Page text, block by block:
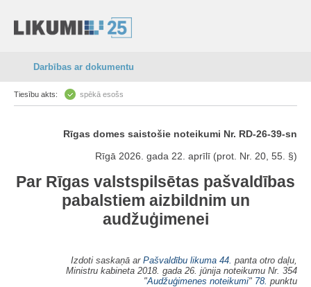
Darbības ar dokumentu
Tiesību akts: spēkā esošs
Rīgas domes saistošie noteikumi Nr. RD-26-39-sn
Rīgā 2026. gada 22. aprīlī (prot. Nr. 20, 55. §)
Par Rīgas valstspilsētas pašvaldības
pabalstiem aizbildnim un
audžuģimenei
Izdoti saskaņā ar Pašvaldību likuma 44. panta otro daļu,
Ministru kabineta 2018. gada 26. jūnija noteikumu Nr. 354
"Audžuģimenes noteikumi" 78. punktu